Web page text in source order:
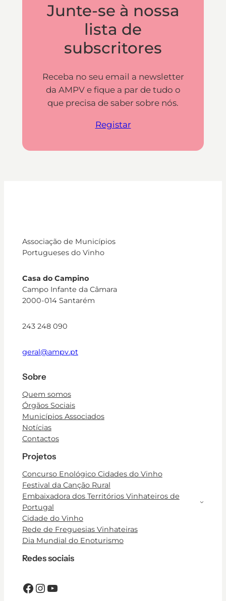
Junte-se à nossa
lista de
subscritores
Receba no seu email a newsletter
da AMPV e fique a par de tudo o
que precisa de saber sobre nós.
Registar
Associação de Municípios
Portugueses do Vinho
Casa do Campino
Campo Infante da Câmara
2000-014 Santarém
243 248 090
geral@ampv.pt
Sobre
Quem somos
Órgãos Sociais
Municípios Associados
Notícias
Contactos
Projetos
Concurso Enológico Cidades do Vinho
Festival da Canção Rural
Embaixadora dos Territórios Vinhateiros de
Portugal
Cidade do Vinho
Rede de Freguesias Vinhateiras
Dia Mundial do Enoturismo
Redes sociais
Facebook InstagramYouTube